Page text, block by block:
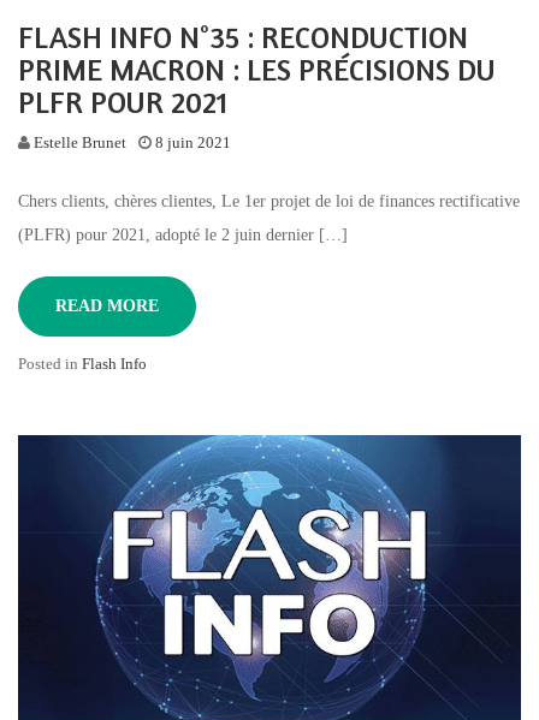
FLASH INFO N°35 : RECONDUCTION
PRIME MACRON : LES PRÉCISIONS DU
PLFR POUR 2021
Estelle Brunet 8 juin 2021
Chers clients, chères clientes, Le 1er projet de loi de finances rectificative
(PLFR) pour 2021, adopté le 2 juin dernier […]
READ MORE
Posted in Flash Info